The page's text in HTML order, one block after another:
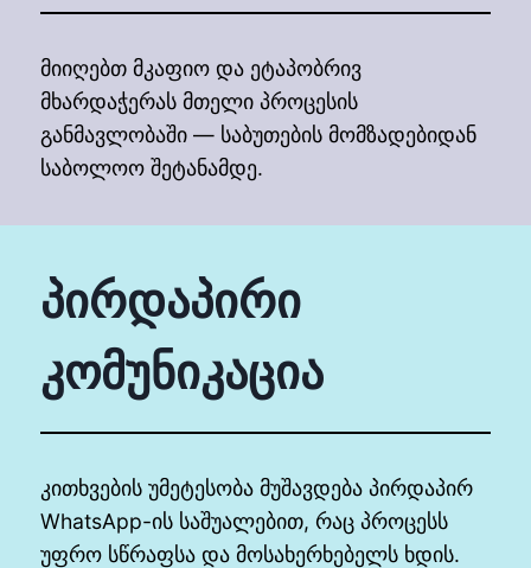
მიიღებთ მკაფიო და ეტაპობრივ
მხარდაჭერას მთელი პროცესის
განმავლობაში — საბუთების მომზადებიდან
საბოლოო შეტანამდე.
პირდაპირი
კომუნიკაცია
კითხვების უმეტესობა მუშავდება პირდაპირ
WhatsApp-ის საშუალებით, რაც პროცესს
უფრო სწრაფსა და მოსახერხებელს ხდის.